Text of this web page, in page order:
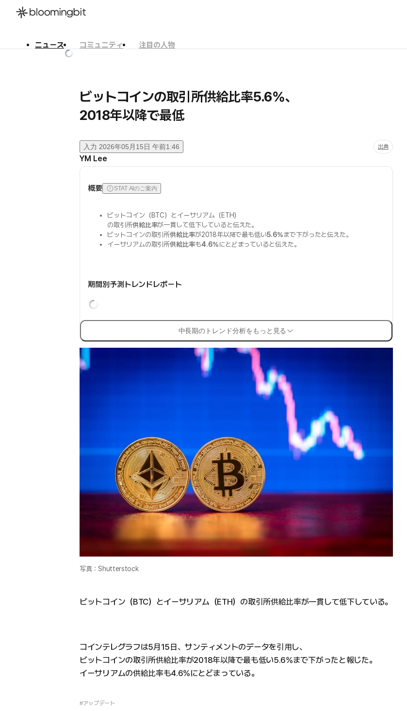
ニュース コミュニティ
注目の人物
ビットコインの取引所供給比率5.6%、
2018年以降で最低
入力 2026年05月15日 午前1:46 出典
YM Lee
概要 STAT AIのご案内
ビットコイン（BTC）とイーサリアム（ETH）
の取引所供給比率が一貫して低下していると伝えた。
ビットコインの取引所供給比率が2018年以降で最も低い5.6%まで下がったと伝えた。
イーサリアムの取引所供給比率も4.6%にとどまっていると伝えた。
期間別予測トレンドレポート
中長期のトレンド分析をもっと見る
写真：Shutterstock
ビットコイン（BTC）とイーサリアム（ETH）の取引所供給比率が一貫して低下している。
コインテレグラフは5月15日、サンティメントのデータを引用し、
ビットコインの取引所供給比率が2018年以降で最も低い5.6%まで下がったと報じた。
イーサリアムの供給比率も4.6%にとどまっている。
#アップデート